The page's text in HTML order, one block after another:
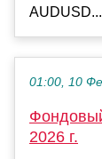
AUDUSD...
01:00, 10
2026 г.